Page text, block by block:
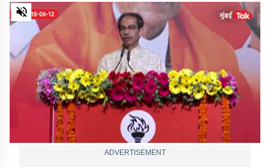
0
of
1
minute,
seconds
ADVERTISEMENT